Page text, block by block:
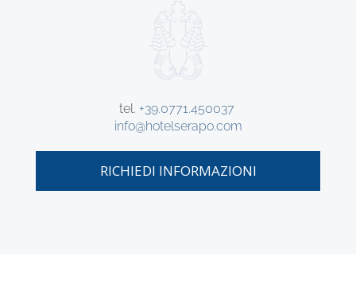
tel. +39.0771.450037
info@hotelserapo.com
RICHIEDI INFORMAZIONI